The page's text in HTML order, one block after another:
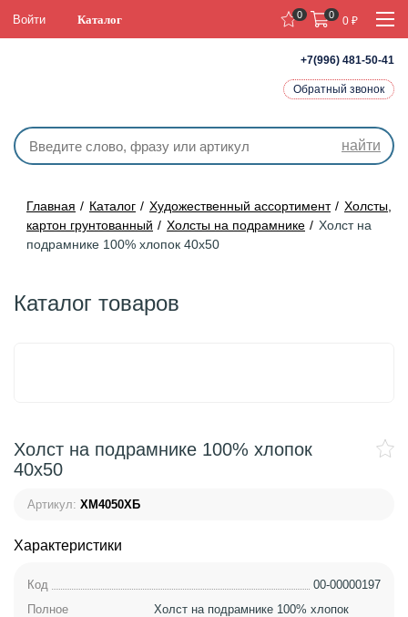
+7(996) 481-50-41
Обратный звонок
Войти Каталог
найти
0 0
0 ₽
Главная Каталог Художественный ассортимент
Холсты,
картон грунтованный
Холсты на подрамнике
Холст на
подрамнике 100% хлопок 40х50
Каталог товаров
Холст на подрамнике 100% хлопок
40х50
Артикул: ХМ4050ХБ
Характеристики
Код
00-00000197
Полное
Холст на подрамнике 100% хлопок